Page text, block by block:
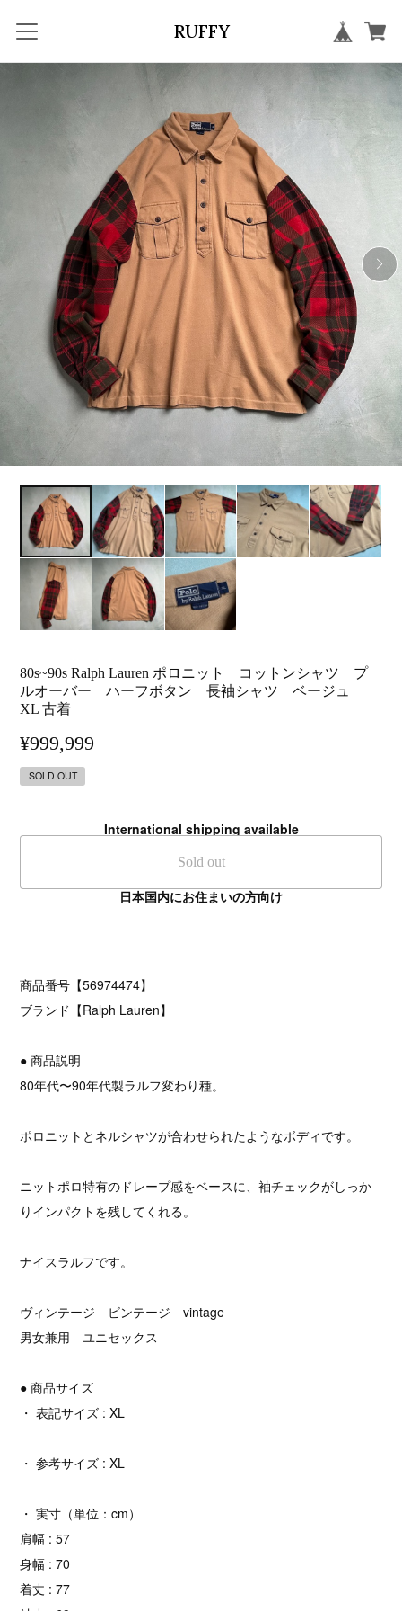
RUFFY
80s~90s Ralph Lauren ポロニット コットンシャツ プ
ルオーバー ハーフボタン 長袖シャツ ベージュ
XL 古着
¥999,999
SOLD OUT
International shipping available
Sold out
日本国内にお住まいの方向け
商品番号【56974474】
ブランド【Ralph Lauren】
● 商品説明
80年代〜90年代製ラルフ変わり種。
ポロニットとネルシャツが合わせられたようなボディです。
ニットポロ特有のドレープ感をベースに、袖チェックがしっか
りインパクトを残してくれる。
ナイスラルフです。
ヴィンテージ ビンテージ vintage
男女兼用 ユニセックス
● 商品サイズ
・ 表記サイズ : XL
・ 参考サイズ : XL
・ 実寸（単位：cm）
肩幅 : 57
身幅 : 70
着丈 : 77